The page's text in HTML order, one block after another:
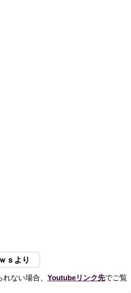
ｓより
ない場合、 Youtubeリンク先でご覧